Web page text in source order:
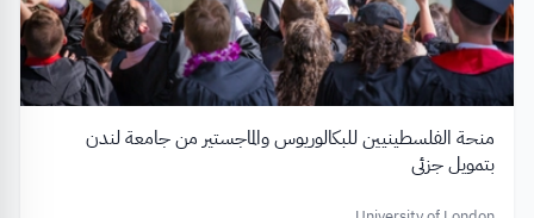
منحة الفلسطينيين للبكالوريوس والماجستير من جامعة لندن
بتمويل جزئي